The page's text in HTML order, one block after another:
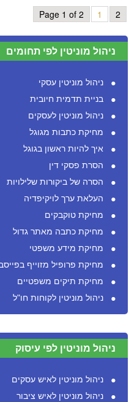
Page 1 of 2
ניהול מוניטין לפי תחומים
ניהול מוניטין עסקי
בניית תדמית חיובית
ניהול מוניטין לעסקים
מחיקת כתבות מגוגל
איך להיות ראשון בגוגל
הסרת פסקי דין
הסרה של ביקורות שלילויות
העלאת ערך לויקיפדיה
מחיקת טוקבקים
מחיקת כתבה מאתר גדול
מחיקת מידע משפטי
מחיקת פרופיל מזוייף בפייסבוק
מחיקת תיקים משפטיים
ניהול מוניטין לקוחות חו"ל
ניהול מוניטין לפי עיסוק
ניהול מוניטין לאיש עסקים
ניהול מוניטין לאיש ציבור